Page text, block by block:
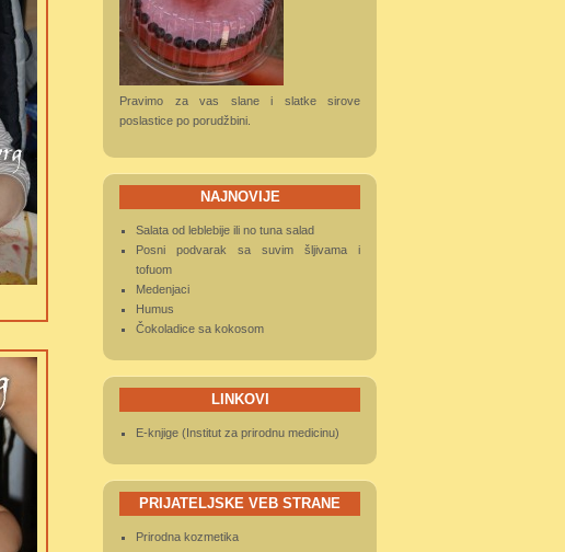
Pravimo za vas slane i slatke sirove
poslastice po porudžbini.
NAJNOVIJE
Salata od leblebije ili no tuna salad
Posni podvarak sa suvim šljivama i
tofuom
Medenjaci
Humus
Čokoladice sa kokosom
LINKOVI
E-knjige (Institut za prirodnu medicinu)
PRIJATELJSKE VEB STRANE
Prirodna kozmetika